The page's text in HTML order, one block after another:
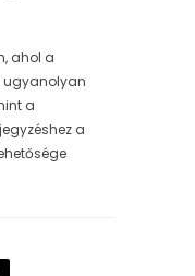
ahol a
ugyanolyan
a
a